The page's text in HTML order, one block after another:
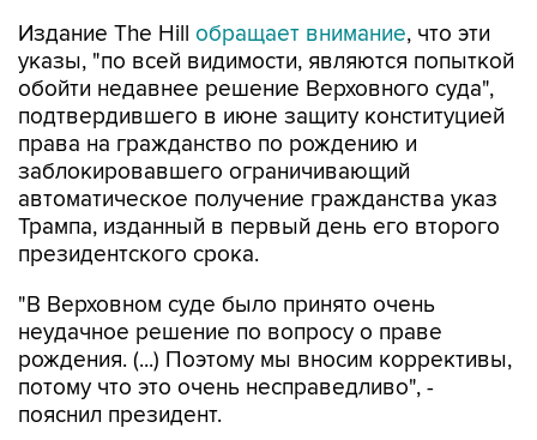
Издание The Hill обращает внимание, что эти
указы, "по всей видимости, являются попыткой
обойти недавнее решение Верховного суда",
подтвердившего в июне защиту конституцией
права на гражданство по рождению и
заблокировавшего ограничивающий
автоматическое получение гражданства указ
Трампа, изданный в первый день его второго
президентского срока.
"В Верховном суде было принято очень
неудачное решение по вопросу о праве
рождения. (...) Поэтому мы вносим коррективы,
потому что это очень несправедливо", -
пояснил президент.